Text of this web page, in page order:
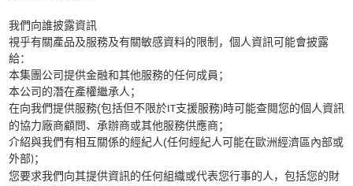
我們向誰披露資訊
視乎有關產品及服務及有關敏感資料的限制，個人資訊可能會披露
給：
本集團公司提供金融和其他服務的任何成員；
本公司的潛在產權繼承人；
在向我們提供服務(包括但不限於IT支援服務)時可能查閱您的個人資訊
的協力廠商顧問、承辦商或其他服務供應商；
介紹與我們有相互關係的經紀人(任何經紀人可能在歐洲經濟區內部或
外部)；
您要求我們向其提供資訊的任何組織或代表您行事的人，包括您的財